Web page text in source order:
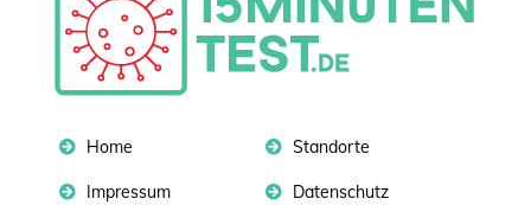
Home Standorte
Impressum Datenschutz